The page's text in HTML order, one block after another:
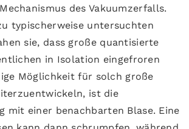
des Vakuumzerfalls.
typischerweise untersuchten
sie, dass große quantisierte
in Isolation eingefroren
Möglichkeit für solch große
ist die
mit einer benachbarten Blase. Eine